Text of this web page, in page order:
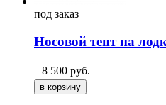
под заказ
Носовой тент на
8 500 руб.